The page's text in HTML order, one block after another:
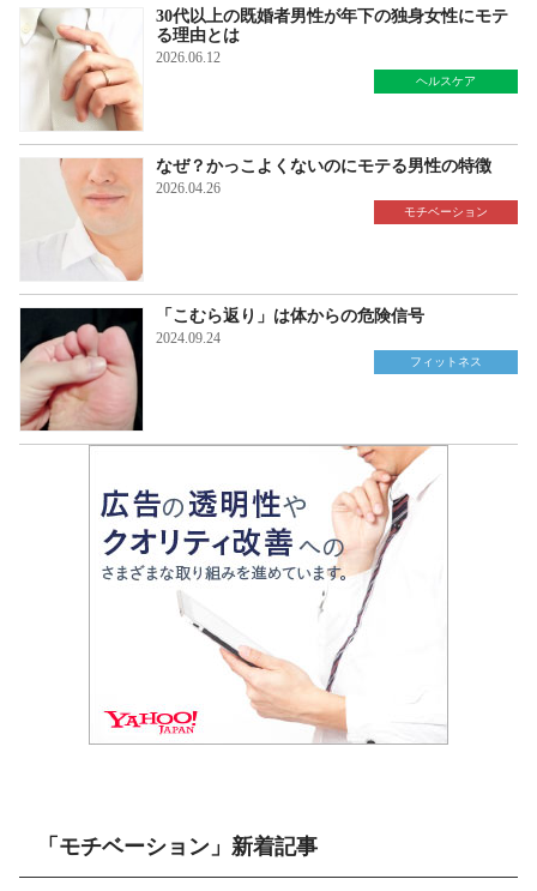
30代以上の既婚者男性が年下の独身女性にモテ
る理由とは
2026.06.12
ヘルスケア
なぜ？かっこよくないのにモテる男性の特徴
2026.04.26
モチベーション
「こむら返り」は体からの危険信号
2024.09.24
フィットネス
「モチベーション」新着記事